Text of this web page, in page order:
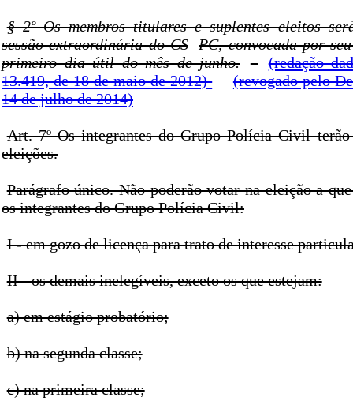
§ 2º Os membros titulares e suplentes eleitos
sessão extraordinária do CS
PC, convocada por
primeiro dia útil do mês de junho.
(redação
13.419, de 18 de maio de 2012)
(revogado pelo
14 de julho de 2014)
Art. 7º Os integrantes do Grupo Polícia Civil
eleições.
Parágrafo único. Não poderão votar na eleição a
os integrantes do Grupo Polícia Civil:
I - em gozo de licença para trato de interesse
II - os demais inelegíveis, exceto os que estejam:
a) em estágio probatório;
b) na segunda classe;
c) na primeira classe;